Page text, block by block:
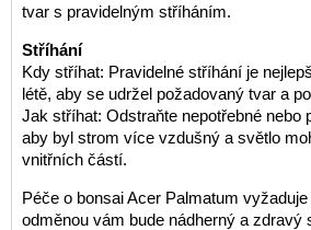
tvar s pravidelným stříháním.
Stříhání
Kdy stříhat: Pravidelné stříhání je
létě, aby se udržel požadovaný tvar a
Jak stříhat: Odstraňte nepotřebné nebo
aby byl strom více vzdušný a světlo
vnitřních částí.
Péče o bonsai Acer Palmatum
odměnou vám bude nádherný a zdravý